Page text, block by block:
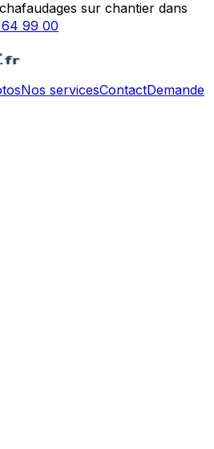
sur chantier dans
99 00
Nos servicesContactDemande